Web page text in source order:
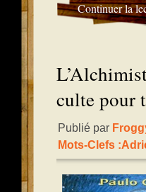
Continuer la
culte pour
Publié par
Mots-Clefs :